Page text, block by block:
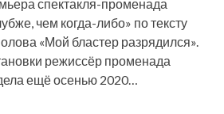
спектакля-променада
чем когда-либо» по тексту
«Мой бластер разрядился».
режиссёр променада
ещё осенью 2020…